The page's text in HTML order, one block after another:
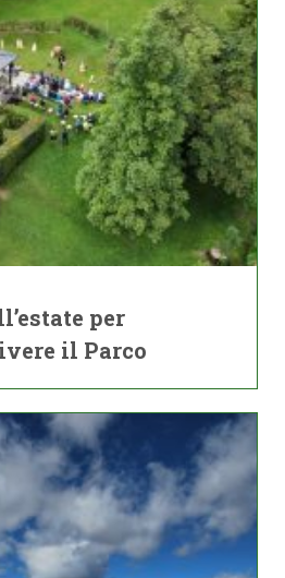
per
il Parco